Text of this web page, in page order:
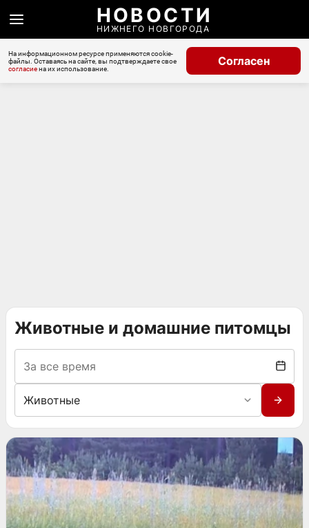
НОВОСТИ
НИЖНЕГО НОВГОРОДА
На информационном ресурсе применяются cookie-
файлы. Оставаясь на сайте, вы подтверждаете свое
согласиена их использование.
Согласен
Животные и домашние питомцы